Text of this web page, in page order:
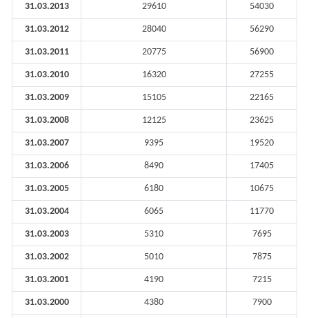
31.03.2013 29610 54030
31.03.2012 28040 56290
31.03.2011 20775 56900
31.03.2010 16320 27255
31.03.2009 15105 22165
31.03.2008 12125 23625
31.03.2007 9395 19520
31.03.2006 8490 17405
31.03.2005 6180 10675
31.03.2004 6065 11770
31.03.2003 5310 7695
31.03.2002 5010 7875
31.03.2001 4190 7215
31.03.2000 4380 7900